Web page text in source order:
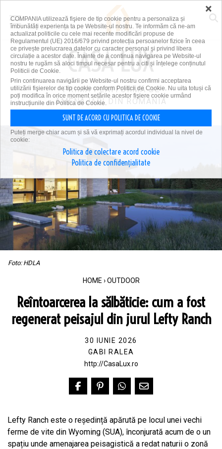
PRIMA PLATFORMĂ DE
AMENAJĂRI DIN ROMÂNIA
Foto: HDLA
HOME › OUTDOOR
Reîntoarcerea la sălbăticie: cum a fost
regenerat peisajul din jurul Lefty Ranch
30 IUNIE 2026
GABI RALEA
http://CasaLux.ro
Lefty Ranch este o reședință apărută pe locul unei vechi
ferme de vite din Wyoming (SUA), înconjurată acum de o un
spațiu unde amenajarea peisagistică a redat naturii o zonă
×
COMPANIA utilizează fişiere de tip cookie pentru a personaliza și
îmbunătăți experiența ta pe Website-ul nostru. Te informăm că ne-am
actualizat politicile cu cele mai recente modificări propuse de
Regulamentul (UE) 2016/679 privind protecția persoanelor fizice în ceea
ce privește prelucrarea datelor cu caracter personal și privind libera
circulație a acestor date. Înainte de a continua navigarea pe Website-ul
nostru te rugăm să aloci timpul necesar pentru a citi și înțelege conținutul
Politicii de Cookie.
Prin continuarea navigării pe Website-ul nostru confirmi acceptarea
utilizării fişierelor de tip cookie conform Politicii de Cookie. Nu uita totuși că
poți modifica în orice moment setările acestor fişiere cookie urmând
instrucțiunile din Politica de Cookie.
SUNT DE ACORD CU POLITICA DE COOKIE
Puteți merge chiar acum și să vă exprimați acordul individual la nivel de
cookie:
Politica de colectare acord cookie
Politica de confidențialitate